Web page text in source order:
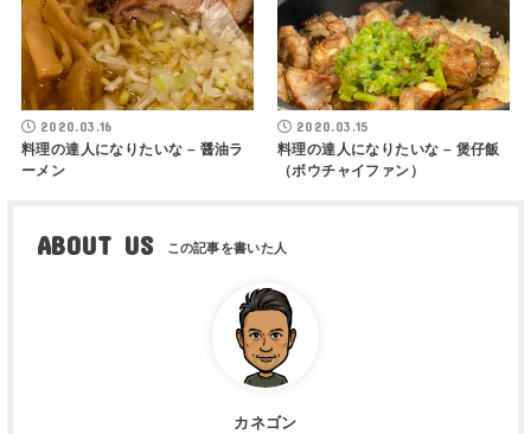
2020.03.16
料理の達人になりたいな – 醤油ラ
ーメン
2020.03.15
料理の達人になりたいな – 煲仔飯
（ボウチャイファン）
ABOUT US
カネゴン